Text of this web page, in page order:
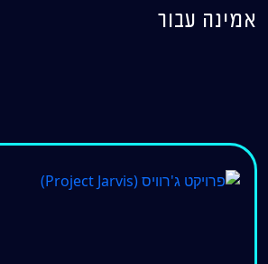
אמינה עבור